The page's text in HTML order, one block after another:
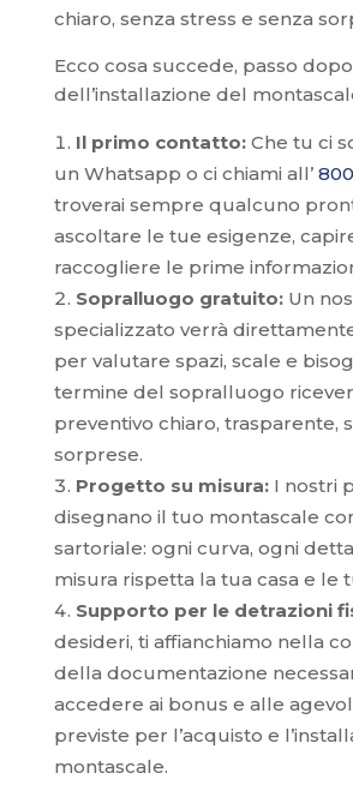
chiaro, senza stress e senza
Ecco cosa succede, passo
dell’installazione del
Il primo contatto: Che tu ci
un Whatsapp o ci chiami all’
troverai sempre qualcuno
ascoltare le tue esigenze,
raccogliere le prime
Sopralluogo gratuito: Un
specializzato verrà
per valutare spazi, scale e
termine del sopralluogo
preventivo chiaro, trasparente,
sorprese.
Progetto su misura: I nostri
disegnano il tuo montascale
sartoriale: ogni curva, ogni
misura rispetta la tua casa e le
Supporto per le detrazioni
desideri, ti affianchiamo nella
della documentazione
accedere ai bonus e alle
previste per l’acquisto e
montascale.